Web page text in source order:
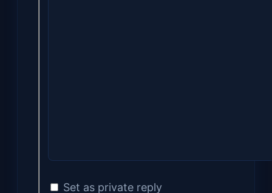
Set as private reply